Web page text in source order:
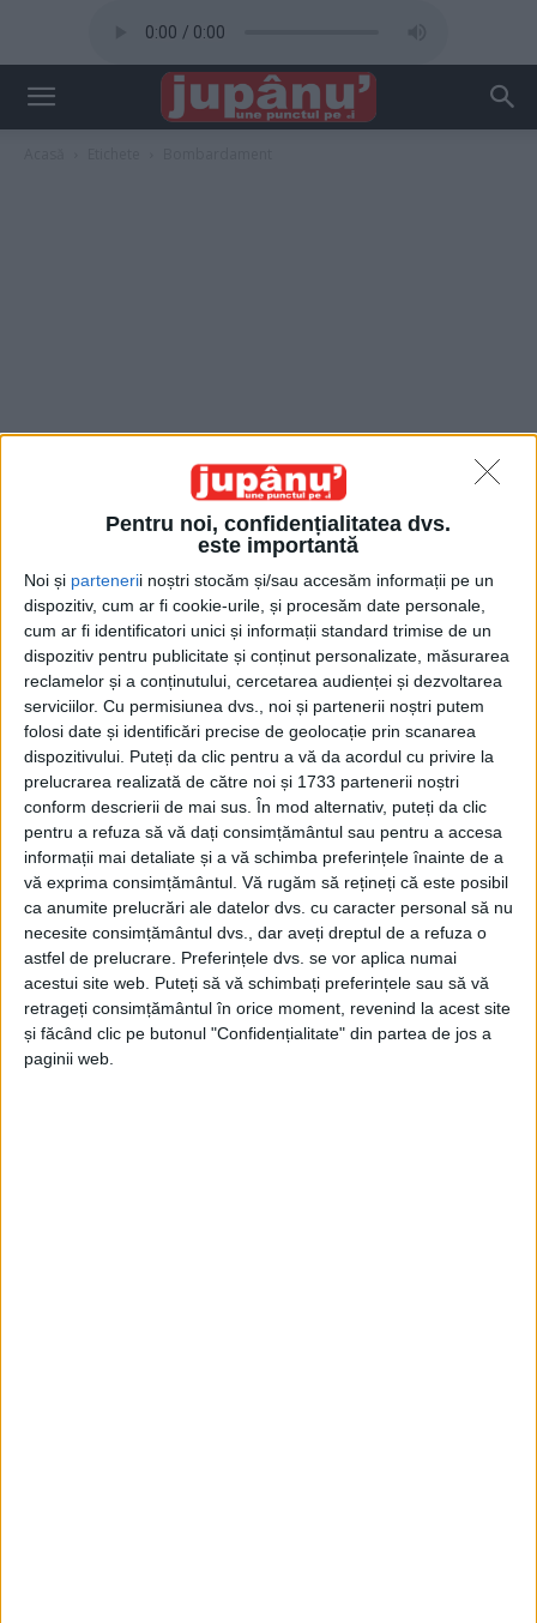
Pentru noi, confidențialitatea dvs.
este importantă
Noi și partenerii noștri stocăm și/sau accesăm informații pe un
dispozitiv, cum ar fi cookie-urile, și procesăm date personale,
cum ar fi identificatori unici și informații standard trimise de un
dispozitiv pentru publicitate și conținut personalizate, măsurarea
reclamelor și a conținutului, cercetarea audienței și dezvoltarea
serviciilor. Cu permisiunea dvs., noi și partenerii noștri putem
folosi date și identificări precise de geolocație prin scanarea
dispozitivului. Puteți da clic pentru a vă da acordul cu privire la
prelucrarea realizată de către noi și 1733 partenerii noștri
conform descrierii de mai sus. În mod alternativ, puteți da clic
pentru a refuza să vă dați consimțământul sau pentru a accesa
informații mai detaliate și a vă schimba preferințele înainte de a
vă exprima consimțământul. Vă rugăm să rețineți că este posibil
ca anumite prelucrări ale datelor dvs. cu caracter personal să nu
necesite consimțământul dvs., dar aveți dreptul de a refuza o
astfel de prelucrare. Preferințele dvs. se vor aplica numai
acestui site web. Puteți să vă schimbați preferințele sau să vă
retrageți consimțământul în orice moment, revenind la acest site
și făcând clic pe butonul "Confidențialitate" din partea de jos a
paginii web.
Etichetă: bombardament
Înapoi la gropi